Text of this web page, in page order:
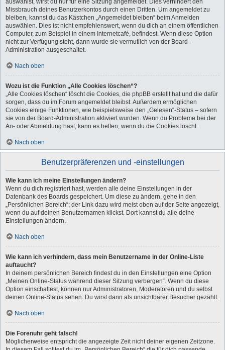
auswählst, wirst du nur für eine Sitzung angemeldet. Dies verhindert den
Missbrauch deines Benutzerkontos durch einen Dritten. Um angemeldet zu
bleiben, kannst du das Kästchen „Angemeldet bleiben“ beim Anmelden
auswählen. Dies ist nicht empfehlenswert, wenn du dich an einem öffentlichen
Computer, zum Beispiel in einem Internetcafé, befindest. Wenn diese Option
nicht zur Verfügung steht, dann wurde sie vermutlich von der Board-
Administration ausgeschaltet.
Nach oben
Wozu ist die Funktion „Alle Cookies löschen“?
„Alle Cookies löschen“ löscht die Cookies, die phpBB erstellt hat und die dafür
sorgen, dass du im Forum angemeldet bleibst. Außerdem ermöglichen
Cookies einige Funktionen, wie beispielsweise den „Gelesen“-Status – sofern
sie von der Board-Administration aktiviert wurden. Wenn du Probleme bei der
An- oder Abmeldung hast, kann es helfen, wenn du die Cookies löscht.
Nach oben
Benutzerpräferenzen und -einstellungen
Wie kann ich meine Einstellungen ändern?
Wenn du dich registriert hast, werden alle deine Einstellungen in der
Datenbank des Boards gespeichert. Um diese zu ändern, gehe in den
„Persönlichen Bereich“; der Link dazu wird meist oben auf der Seite angezeigt,
wenn du auf deinen Benutzernamen klickst. Dort kannst du alle deine
Einstellungen ändern.
Nach oben
Wie kann ich verhindern, dass mein Benutzername in der Online-Liste
auftaucht?
In deinem persönlichen Bereich findest du in den Einstellungen eine Option
„Meinen Online-Status während dieser Sitzung verbergen“. Wenn du diese
Option einschaltest, können nur Administratoren, Moderatoren und du selbst
deinen Online-Status sehen. Du wirst dann als unsichtbarer Besucher gezählt.
Nach oben
Die Forenuhr geht falsch!
Möglicherweise entspricht die angezeigte Zeit nicht deiner eigenen Zeitzone.